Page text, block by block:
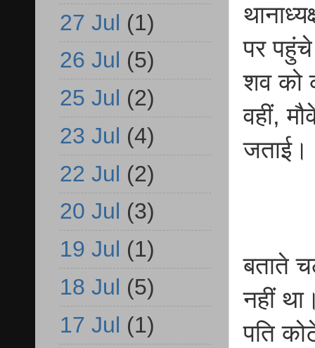
पर
शव को
वहीं,
जताई।
बताते
नहीं
पति
27 Jul (1)
26 Jul (5)
25 Jul (2)
23 Jul (4)
22 Jul (2)
20 Jul (3)
19 Jul (1)
18 Jul (5)
17 Jul (1)